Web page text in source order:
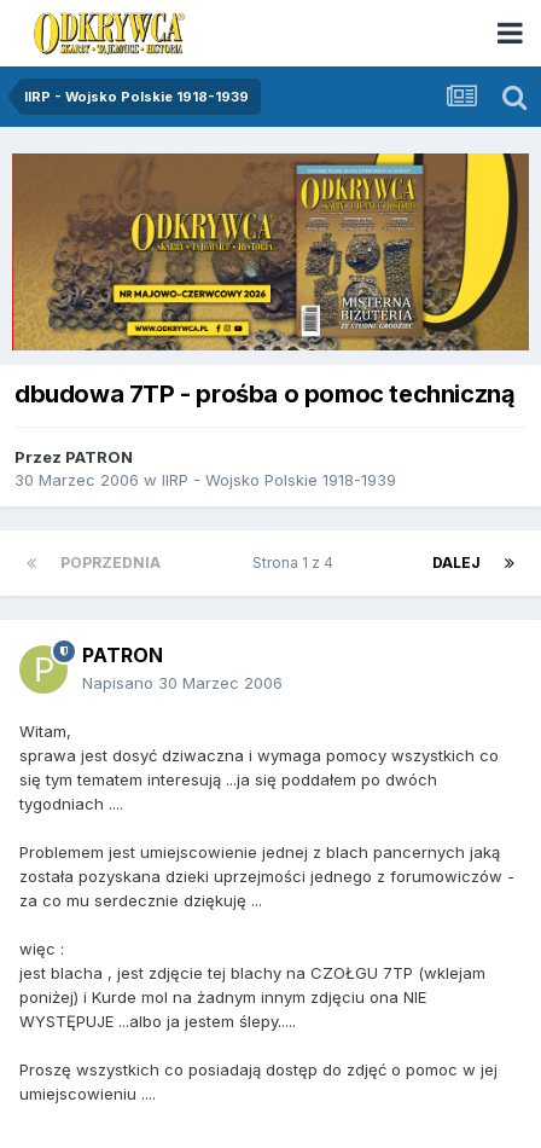
IIRP - Wojsko Polskie 1918-1939
dbudowa 7TP - prośba o pomoc techniczną
Przez PATRON
30 Marzec 2006 w IIRP - Wojsko Polskie 1918-1939
POPRZEDNIA DALEJ
Strona 1 z 4
PATRON
Napisano 30 Marzec 2006
Witam,
sprawa jest dosyć dziwaczna i wymaga pomocy wszystkich co
się tym tematem interesują ...ja się poddałem po dwóch
tygodniach ....
Problemem jest umiejscowienie jednej z blach pancernych jaką
została pozyskana dzieki uprzejmości jednego z forumowiczów -
za co mu serdecznie dziękuję ...
więc :
jest blacha , jest zdjęcie tej blachy na CZOŁGU 7TP (wklejam
poniżej) i Kurde mol na żadnym innym zdjęciu ona NIE
WYSTĘPUJE ...albo ja jestem ślepy.....
Proszę wszystkich co posiadają dostęp do zdjęć o pomoc w jej
umiejscowieniu ....